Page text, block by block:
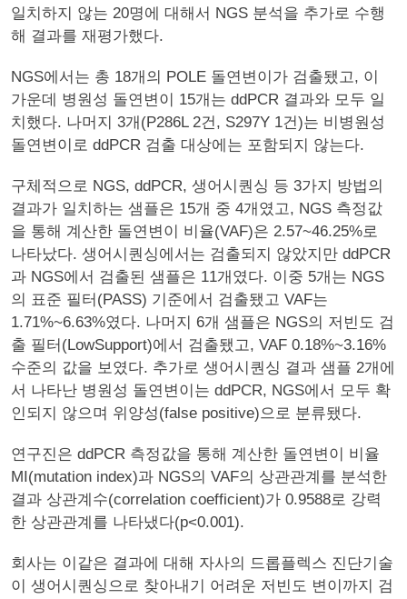
일치하지 않는 20명에 대해서 NGS 분석을 추가로 수행
해 결과를 재평가했다.
NGS에서는 총 18개의 POLE 돌연변이가 검출됐고, 이
가운데 병원성 돌연변이 15개는 ddPCR 결과와 모두 일
치했다. 나머지 3개(P286L 2건, S297Y 1건)는 비병원성
돌연변이로 ddPCR 검출 대상에는 포함되지 않는다.
구체적으로 NGS, ddPCR, 생어시퀀싱 등 3가지 방법의
결과가 일치하는 샘플은 15개 중 4개였고, NGS 측정값
을 통해 계산한 돌연변이 비율(VAF)은 2.57~46.25%로
나타났다. 생어시퀀싱에서는 검출되지 않았지만 ddPCR
과 NGS에서 검출된 샘플은 11개였다. 이중 5개는 NGS
의 표준 필터(PASS) 기준에서 검출됐고 VAF는
1.71%~6.63%였다. 나머지 6개 샘플은 NGS의 저빈도 검
출 필터(LowSupport)에서 검출됐고, VAF 0.18%~3.16%
수준의 값을 보였다. 추가로 생어시퀀싱 결과 샘플 2개에
서 나타난 병원성 돌연변이는 ddPCR, NGS에서 모두 확
인되지 않으며 위양성(false positive)으로 분류됐다.
연구진은 ddPCR 측정값을 통해 계산한 돌연변이 비율
MI(mutation index)과 NGS의 VAF의 상관관계를 분석한
결과 상관계수(correlation coefficient)가 0.9588로 강력
한 상관관계를 나타냈다(p<0.001).
회사는 이같은 결과에 대해 자사의 드롭플렉스 진단기술
이 생어시퀀싱으로 찾아내기 어려운 저빈도 변이까지 검